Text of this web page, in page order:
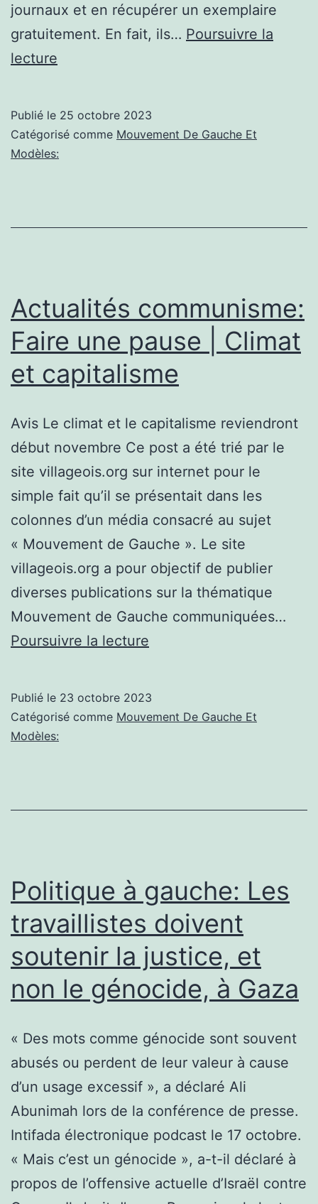
journaux et en récupérer un exemplaire
gratuitement. En fait, ils… Poursuivre la
lecture
Norme
socialiste
présente :
presse :
c’est
la
(1995)
Publié le 25 octobre 2023
Catégorisé comme Mouvement De Gauche Et
Modèles:
Actualités communisme:
Faire une pause | Climat
et capitalisme
Avis Le climat et le capitalisme reviendront
début novembre Ce post a été trié par le
site villageois.org sur internet pour le
simple fait qu’il se présentait dans les
colonnes d’un média consacré au sujet
« Mouvement de Gauche ». Le site
villageois.org a pour objectif de publier
diverses publications sur la thématique
Mouvement de Gauche communiquées…
Poursuivre la lecture
une
et
Publié le 23 octobre 2023
Catégorisé comme Mouvement De Gauche Et
Modèles:
Politique à gauche: Les
travaillistes doivent
soutenir la justice, et
non le génocide, à Gaza
« Des mots comme génocide sont souvent
abusés ou perdent de leur valeur à cause
d’un usage excessif », a déclaré Ali
Abunimah lors de la conférence de presse.
Intifada électronique podcast le 17 octobre.
« Mais c’est un génocide », a-t-il déclaré à
propos de l’offensive actuelle d’Israël contre